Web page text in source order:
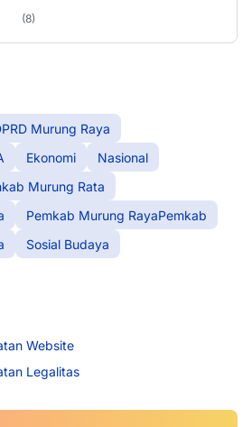
(8)
Murung Raya
Ekonomi
Nasional
Murung Rata
Pemkab Murung RayaPemkab
Sosial Budaya
Website
Legalitas